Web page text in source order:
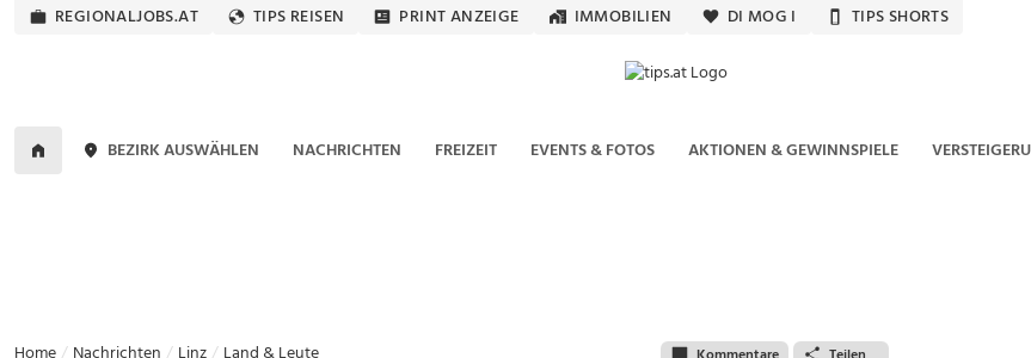
REGIONALJOBS.AT TIPS REISEN PRINT ANZEIGE IMMOBILIEN DI MOG I TIPS SHORTS
BEZIRK AUSWÄHLEN NACHRICHTEN FREIZEIT EVENTS & FOTOS AKTIONEN & GEWINNSPIELE